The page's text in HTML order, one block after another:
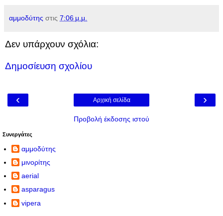
αμμοδύτης στις 7:06 μ.μ.
Δεν υπάρχουν σχόλια:
Δημοσίευση σχολίου
‹ ›
Αρχική σελίδα
Προβολή έκδοσης ιστού
Συνεργάτες
αμμοδύτης
μινορίτης
aerial
asparagus
vipera